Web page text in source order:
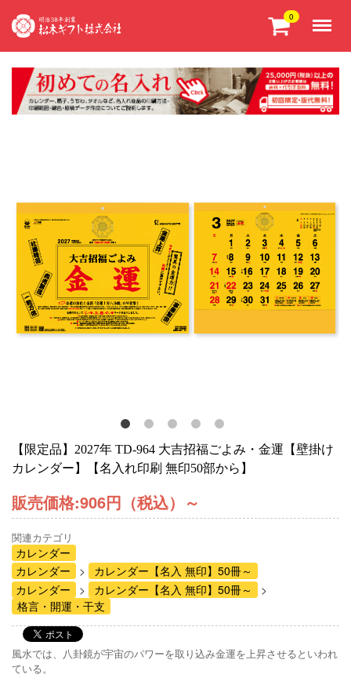
0
【限定品】2027年 TD-964 大吉招福ごよみ・金運【壁掛け
カレンダー】【名入れ印刷 無印50部から】
販売価格:906円（税込） ～
関連カテゴリ
カレンダー
カレンダー
カレンダー【名入 無印】50冊～
カレンダー
カレンダー【名入 無印】50冊～
格言・開運・干支
風水では、八卦鏡が宇宙のパワーを取り込み金運を上昇させるといわれ
ている。